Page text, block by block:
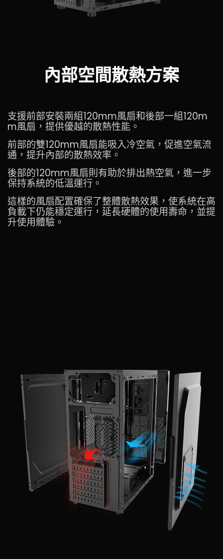
內部空間散熱方案
支援前部安裝兩組120mm風扇和後部一組120m
m風扇，提供優越的散熱性能。
前部的雙120mm風扇能吸入冷空氣，促進空氣流
通，提升內部的散熱效率。
後部的120mm風扇則有助於排出熱空氣，進一步
保持系統的低溫運行。
這樣的風扇配置確保了整體散熱效果，使系統在高
負載下仍能穩定運行，延長硬體的使用壽命，並提
升使用體驗。